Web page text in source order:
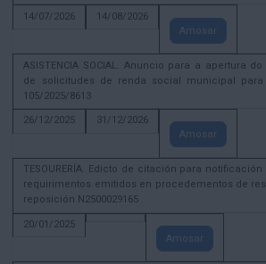
14/07/2026
14/08/2026
Amosar
ASISTENCIA SOCIAL. Anuncio para a apertura
de solicitudes de renda social municipal para
105/2025/8613
26/12/2025
31/12/2026
Amosar
TESOURERÍA. Edicto de citación para
requirimentos emitidos en procedementos de
reposición N2500029165
20/01/2025
Amosar